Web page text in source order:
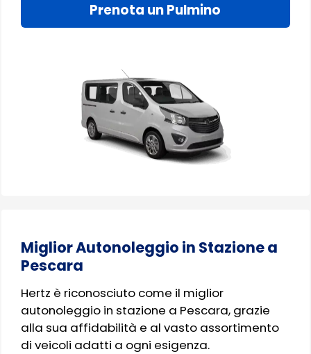
Prenota un Pulmino
Miglior Autonoleggio in Stazione a
Pescara
Hertz è riconosciuto come il miglior
autonoleggio in stazione a Pescara, grazie
alla sua affidabilità e al vasto assortimento
di veicoli adatti a ogni esigenza.